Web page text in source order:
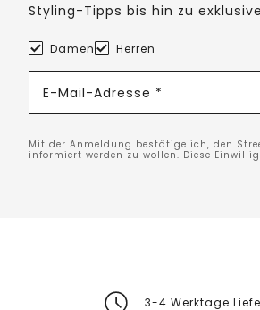
Styling-Tipps bis hin zu
Damen Herren
E-Mail-Adresse *
Mit der Anmeldung bestätige ich, den
informiert werden zu wollen. Diese
3-4 Werktage